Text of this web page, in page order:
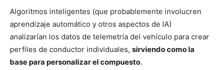
Algoritmos inteligentes (que probablemente involucren
aprendizaje automático y otros aspectos de IA)
analizarían los datos de telemetría del vehículo para crear
perfiles de conductor individuales, sirviendo como la
base para personalizar el compuesto.